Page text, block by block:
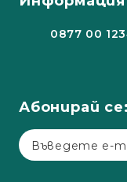
0877 00
Абонирай се: